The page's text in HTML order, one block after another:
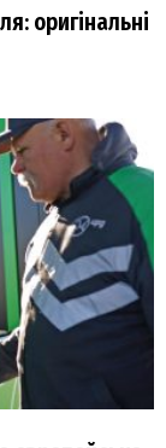
оригінальні